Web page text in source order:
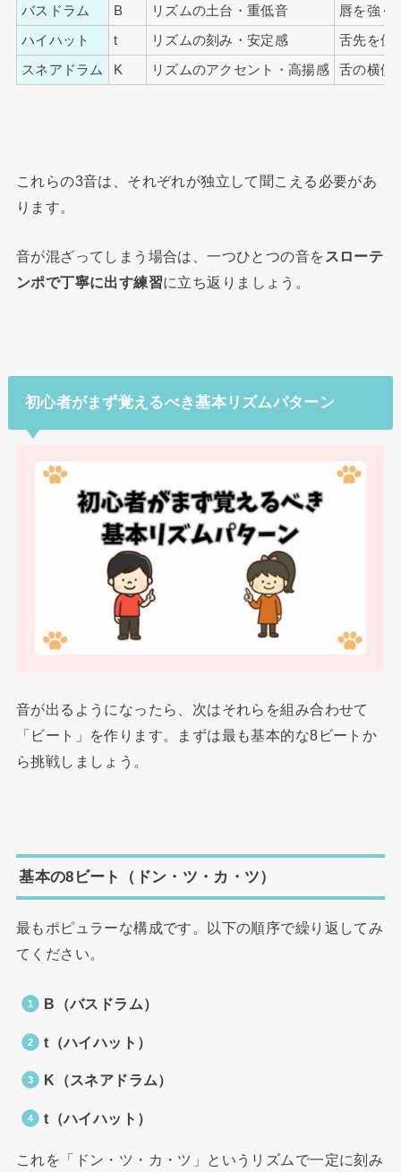
バスドラム B リズムの土台・重低音 唇を強く
ハイハット t リズムの刻み・安定感 舌先を使
スネアドラム K リズムのアクセント・高揚感 舌の横側
これらの3音は、それぞれが独立して聞こえる必要があ
ります。
音が混ざってしまう場合は、一つひとつの音を スローテ
ンポで丁寧に出す練習に立ち返りましょう。
初心者がまず覚えるべき基本リズムパターン
音が出るようになったら、次はそれらを組み合わせて
「ビート」を作ります。まずは最も基本的な8ビートか
ら挑戦しましょう。
基本の8ビート（ドン・ツ・カ・ツ）
最もポピュラーな構成です。以下の順序で繰り返してみ
てください。
B（バスドラム）
t（ハイハット）
K（スネアドラム）
t（ハイハット）
これを「ドン・ツ・カ・ツ」というリズムで一定に刻み